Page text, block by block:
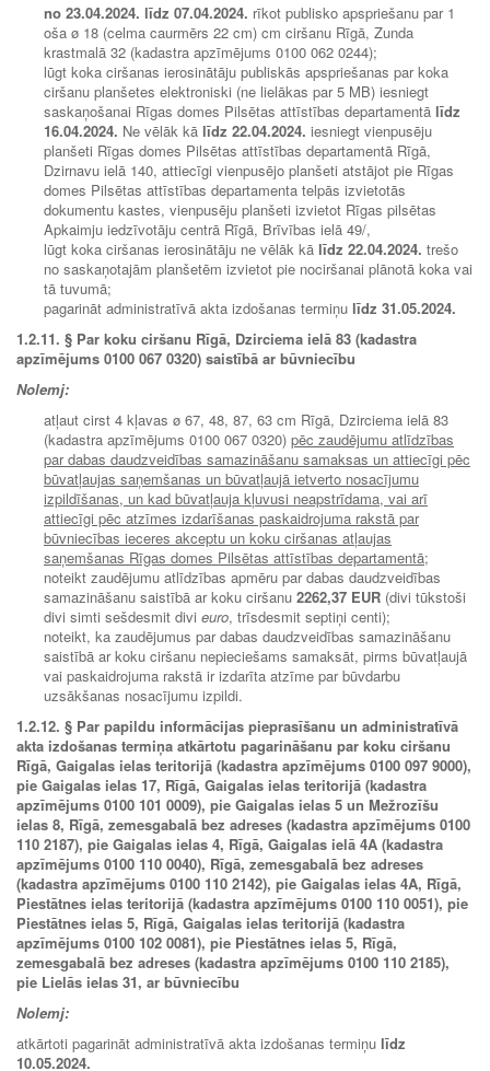
no 23.04.2024. līdz 07.04.2024. rīkot publisko apspriešanu par 1
oša ø 18 (celma caurmērs 22 cm) cm ciršanu Rīgā, Zunda
krastmalā 32 (kadastra apzīmējums 0100 062 0244);
lūgt koka ciršanas ierosinātāju publiskās apspriešanas par koka
ciršanu planšetes elektroniski (ne lielākas par 5 MB) iesniegt
saskaņošanai Rīgas domes Pilsētas attīstības departamentā līdz
16.04.2024. Ne vēlāk kā līdz 22.04.2024. iesniegt vienpusēju
planšeti Rīgas domes Pilsētas attīstības departamentā Rīgā,
Dzirnavu ielā 140, attiecīgi vienpusējo planšeti atstājot pie Rīgas
domes Pilsētas attīstības departamenta telpās izvietotās
dokumentu kastes, vienpusēju planšeti izvietot Rīgas pilsētas
Apkaimju iedzīvotāju centrā Rīgā, Brīvības ielā 49/,
lūgt koka ciršanas ierosinātāju ne vēlāk kā līdz 22.04.2024. trešo
no saskaņotajām planšetēm izvietot pie nociršanai plānotā koka vai
tā tuvumā;
pagarināt administratīvā akta izdošanas termiņu līdz 31.05.2024.
1.2.11. § Par koku ciršanu Rīgā, Dzirciema ielā 83 (kadastra
apzīmējums 0100 067 0320) saistībā ar būvniecību
Nolemj:
atļaut cirst 4 kļavas ø 67, 48, 87, 63 cm Rīgā, Dzirciema ielā 83
(kadastra apzīmējums 0100 067 0320) pēc zaudējumu atlīdzības
par dabas daudzveidības samazināšanu samaksas un attiecīgi pēc
būvatļaujas saņemšanas un būvatļaujā ietverto nosacījumu
izpildīšanas, un kad būvatļauja kļuvusi neapstrīdama, vai arī
attiecīgi pēc atzīmes izdarīšanas paskaidrojuma rakstā par
būvniecības ieceres akceptu un koku ciršanas atļaujas
saņemšanas Rīgas domes Pilsētas attīstības departamentā;
noteikt zaudējumu atlīdzības apmēru par dabas daudzveidības
samazināšanu saistībā ar koku ciršanu 2262,37 EUR (divi tūkstoši
divi simti sešdesmit divi euro, trīsdesmit septiņi centi);
noteikt, ka zaudējumus par dabas daudzveidības samazināšanu
saistībā ar koku ciršanu nepieciešams samaksāt, pirms būvatļaujā
vai paskaidrojuma rakstā ir izdarīta atzīme par būvdarbu
uzsākšanas nosacījumu izpildi.
1.2.12. § Par papildu informācijas pieprasīšanu un administratīvā
akta izdošanas termiņa atkārtotu pagarināšanu par koku ciršanu
Rīgā, Gaigalas ielas teritorijā (kadastra apzīmējums 0100 097 9000),
pie Gaigalas ielas 17, Rīgā, Gaigalas ielas teritorijā (kadastra
apzīmējums 0100 101 0009), pie Gaigalas ielas 5 un Mežrozīšu
ielas 8, Rīgā, zemesgabalā bez adreses (kadastra apzīmējums 0100
110 2187), pie Gaigalas ielas 4, Rīgā, Gaigalas ielā 4A (kadastra
apzīmējums 0100 110 0040), Rīgā, zemesgabalā bez adreses
(kadastra apzīmējums 0100 110 2142), pie Gaigalas ielas 4A, Rīgā,
Piestātnes ielas teritorijā (kadastra apzīmējums 0100 110 0051), pie
Piestātnes ielas 5, Rīgā, Gaigalas ielas teritorijā (kadastra
apzīmējums 0100 102 0081), pie Piestātnes ielas 5, Rīgā,
zemesgabalā bez adreses (kadastra apzīmējums 0100 110 2185),
pie Lielās ielas 31, ar būvniecību
Nolemj:
atkārtoti pagarināt administratīvā akta izdošanas termiņu līdz
10.05.2024.